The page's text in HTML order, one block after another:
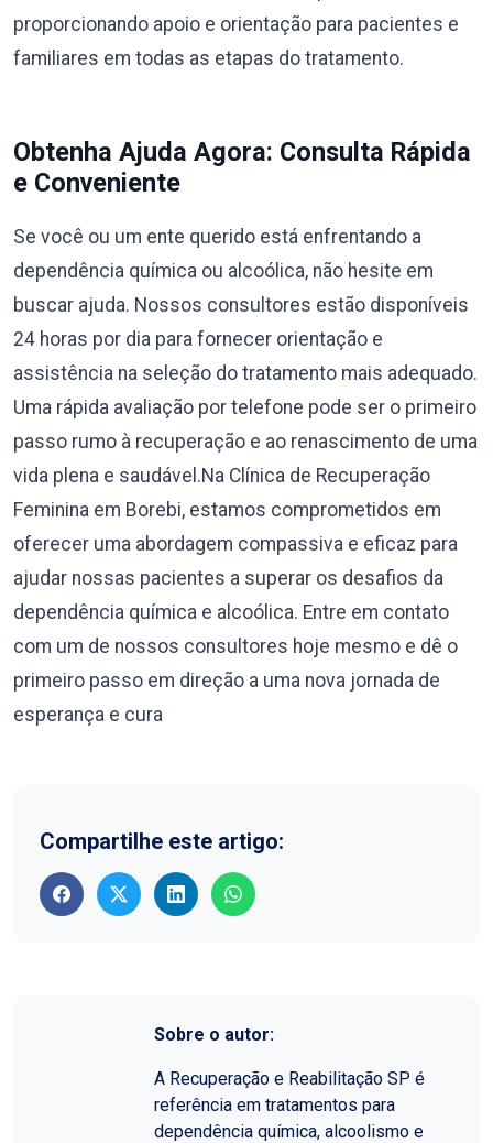
proporcionando apoio e orientação para pacientes e
familiares em todas as etapas do tratamento.
Obtenha Ajuda Agora: Consulta Rápida
e Conveniente
Se você ou um ente querido está enfrentando a
dependência química ou alcoólica, não hesite em
buscar ajuda. Nossos consultores estão disponíveis
24 horas por dia para fornecer orientação e
assistência na seleção do tratamento mais adequado.
Uma rápida avaliação por telefone pode ser o primeiro
passo rumo à recuperação e ao renascimento de uma
vida plena e saudável.Na Clínica de Recuperação
Feminina em Borebi, estamos comprometidos em
oferecer uma abordagem compassiva e eficaz para
ajudar nossas pacientes a superar os desafios da
dependência química e alcoólica. Entre em contato
com um de nossos consultores hoje mesmo e dê o
primeiro passo em direção a uma nova jornada de
esperança e cura
Compartilhe este artigo:
Sobre o autor:
A Recuperação e Reabilitação SP é
referência em tratamentos para
dependência química, alcoolismo e